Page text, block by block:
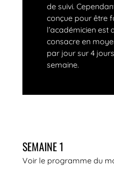
de suivi.
conçue pour être
l’académicien est
consacre en
par jour sur 4
semaine.
SEMAINE 1
Voir le programme du